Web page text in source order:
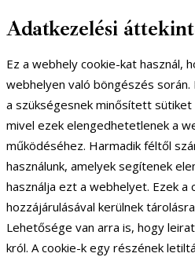
Adatkezelési
Ez a webhely cookie-kat használ,
webhelyen való böngészés során.
a szükségesnek minősített
mivel ezek elengedhetetlenek a
működéséhez. Harmadik féltől
használunk, amelyek segítenek
használja ezt a webhelyet. Ezek a
hozzájárulásával kerülnek
Lehetősége van arra is, hogy
król. A cookie-k egy részének